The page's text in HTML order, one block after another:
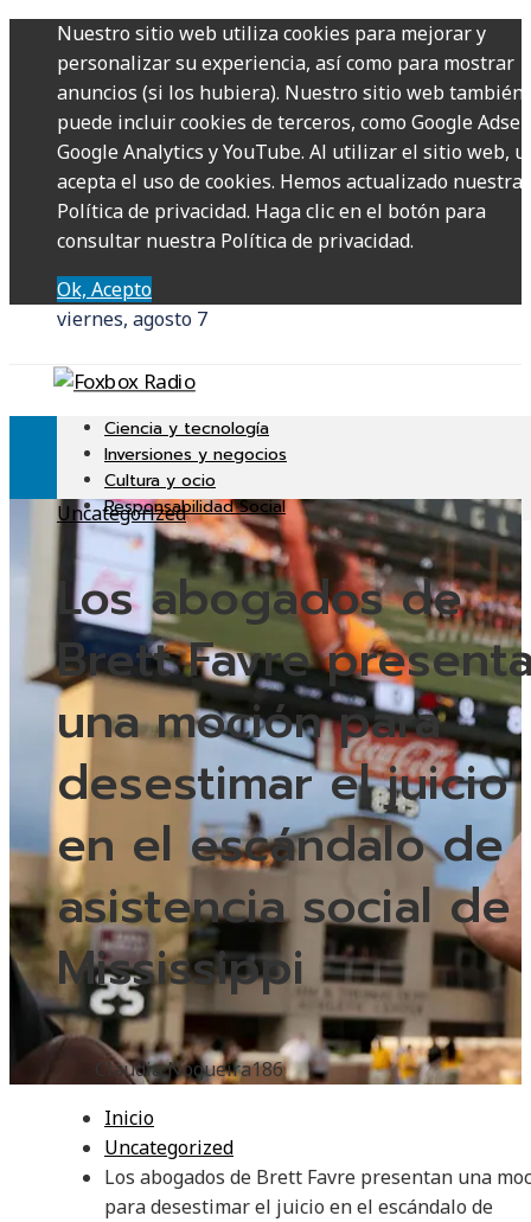
Nuestro sitio web utiliza cookies para mejorar y
personalizar su experiencia, así como para mostrar
anuncios (si los hubiera). Nuestro sitio web también
puede incluir cookies de terceros, como Google
Google Analytics y YouTube. Al utilizar el sitio web,
acepta el uso de cookies. Hemos actualizado nuestra
Política de privacidad. Haga clic en el botón para
consultar nuestra Política de privacidad.
Ok, Acepto
viernes, agosto 7
Ciencia y tecnología
Inversiones y negocios
Cultura y ocio
Responsabilidad Social
Uncategorized
Los abogados de
Brett Favre
una moción para
desestimar el juicio
en el escándalo de
asistencia social de
Mississippi
Claudia Nogueira186
Inicio
Uncategorized
Los abogados de Brett Favre presentan una
para desestimar el juicio en el escándalo de